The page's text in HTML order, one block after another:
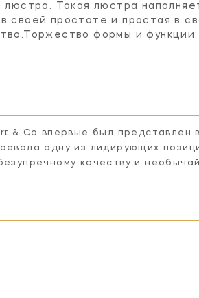
Такая люстра
своей простоте и простая в
формы и функции:
& Co впервые был представлен
одну из лидирующих
качеству и